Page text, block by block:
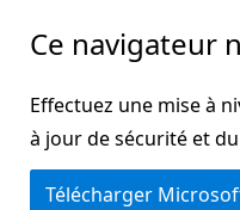
Ce navigateur
Effectuez une mise à
à jour de sécurité et
Télécharger